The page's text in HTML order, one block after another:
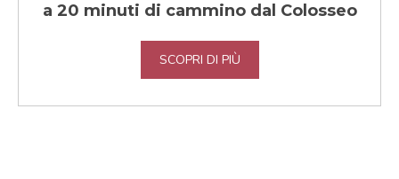
a 20 minuti di cammino dal Colosseo
SCOPRI DI PIÙ